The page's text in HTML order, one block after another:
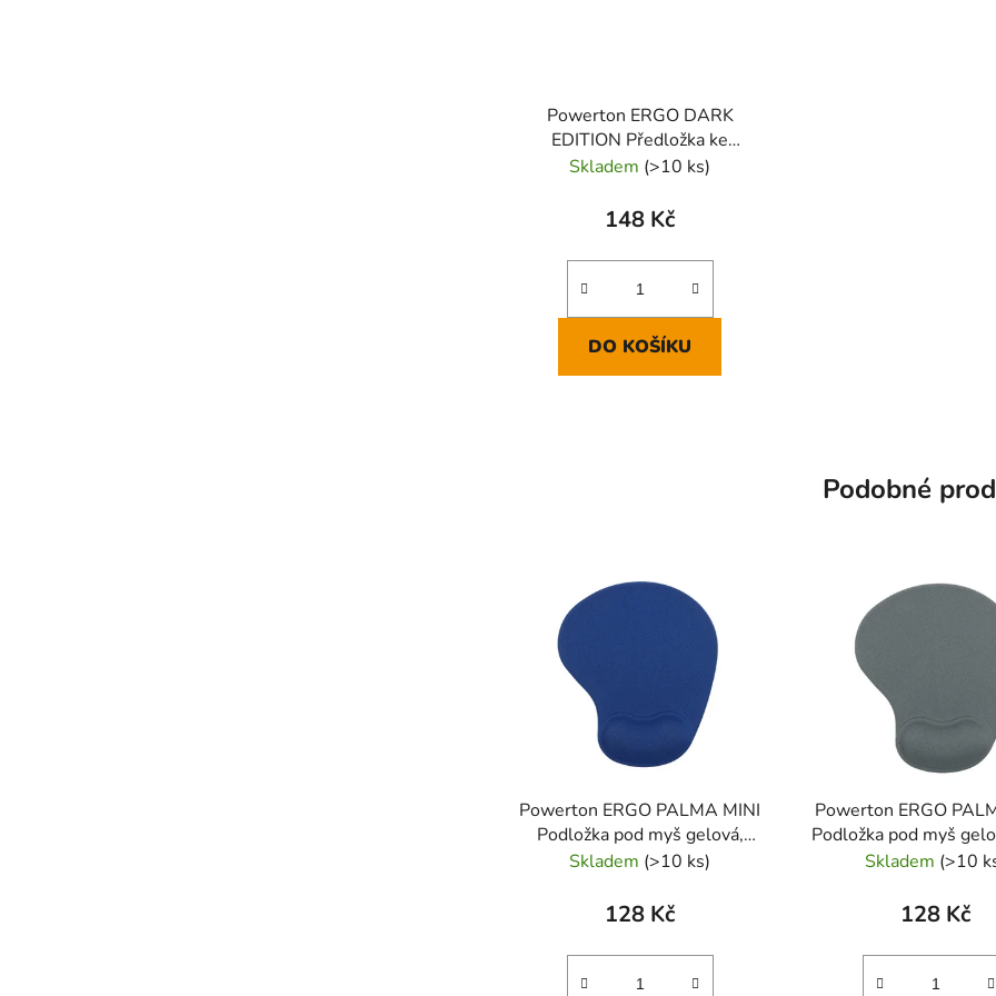
Powerton ERGO DARK
EDITION Předložka ke
klávesnici pěnová, černá
Skladem (>10 ks)
148 Kč
DO KOŠÍKU
Podobné
Powerton ERGO PALMA MINI
Podložka pod myš gelová,
námořnická modrá
Skladem (>10 ks)
128 Kč
Powerton ERGO
Podložka pod myš
Skladem (>10
128 Kč